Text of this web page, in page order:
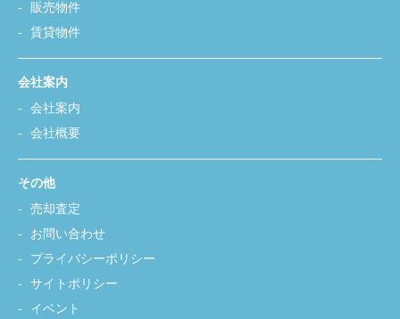
販売物件
賃貸物件
会社案内
会社案内
会社概要
その他
売却査定
お問い合わせ
プライバシーポリシー
サイトポリシー
イベント